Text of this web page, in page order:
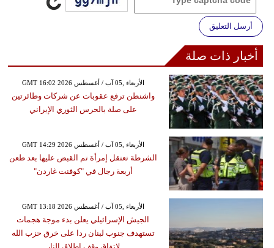
أرسل التعليق
أخبار ذات صلة
GMT 16:02 2026 الأربعاء ,05 آب / أغسطس
واشنطن ترفع عقوبات عن شركات وطائرتين
على صلة بالحرس الثوري الإيراني
GMT 14:29 2026 الأربعاء ,05 آب / أغسطس
الشرطة تعتقل إمرأة تم القبض عليها بعد طعن
أربعة رجال في "كوفنت غاردن"
GMT 13:18 2026 الأربعاء ,05 آب / أغسطس
الجيش الإسرائيلي يعلن بدء موجة هجمات
تستهدف جنوب لبنان ردا على خرق حزب الله